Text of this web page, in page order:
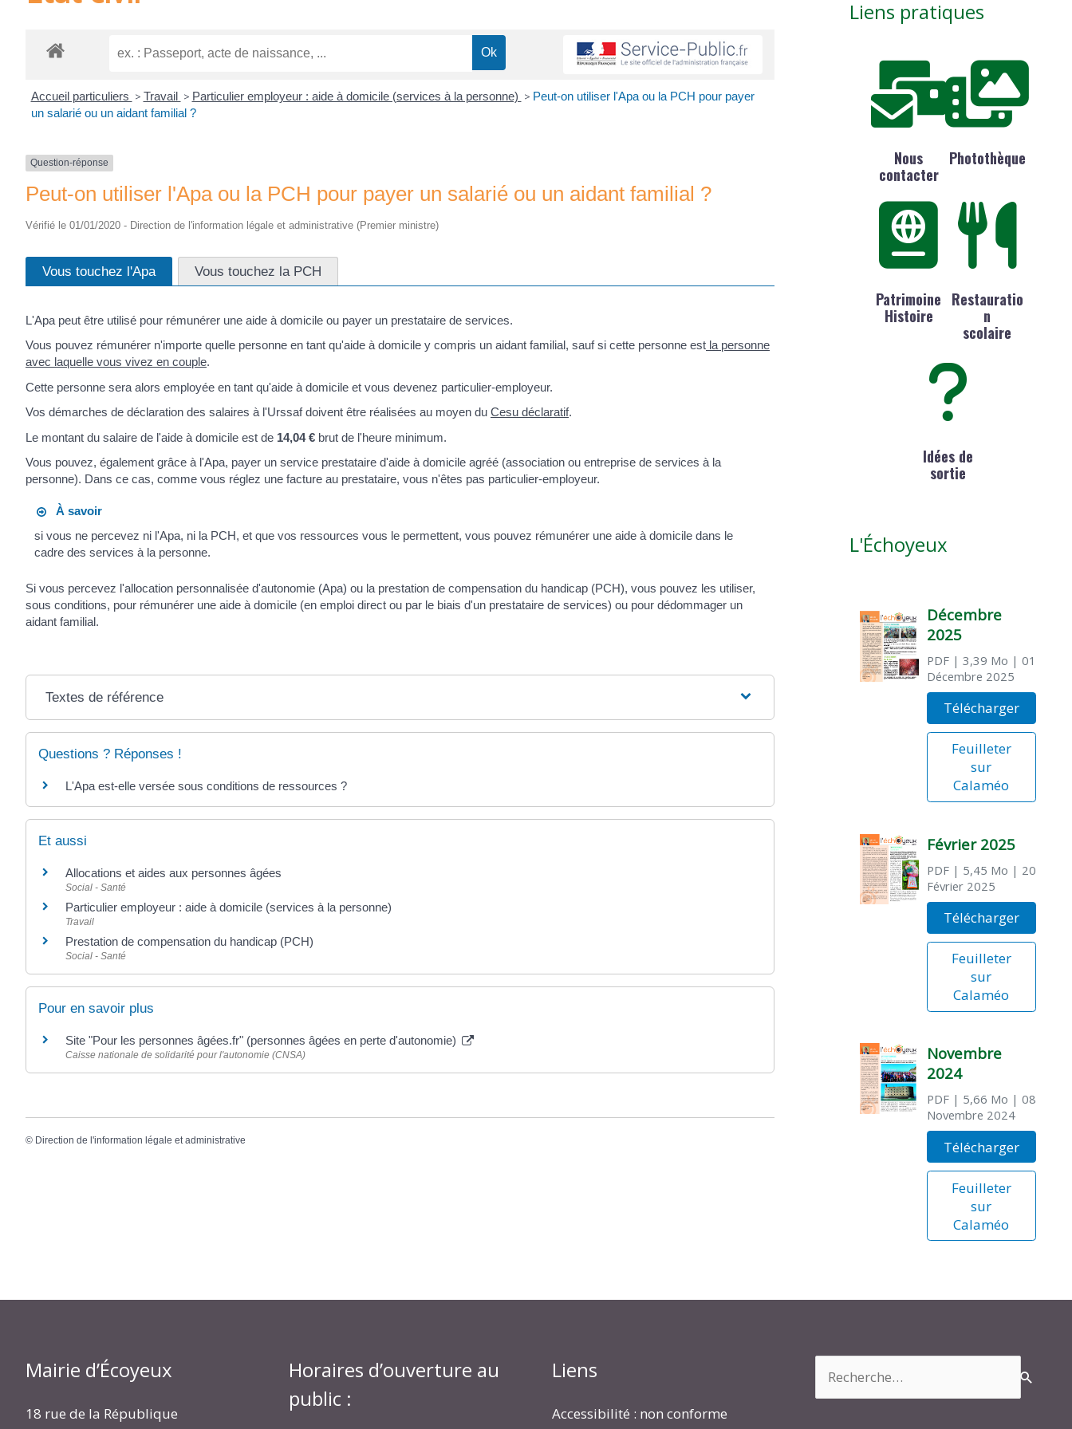
Accueil particuliers > Travail > Particulier employeur : aide à domicile (services à la personne) > Peut-on utiliser l'Apa ou la PCH pour payer
un salarié ou un aidant familial ?
Question-réponse
Peut-on utiliser l'Apa ou la PCH pour payer un salarié ou un aidant familial ?
Vérifié le 01/01/2020 - Direction de l'information légale et administrative (Premier ministre)
Vous touchez l'Apa Vous touchez la PCH
L'Apa peut être utilisé pour rémunérer une aide à domicile ou payer un prestataire de services.
Vous pouvez rémunérer n'importe quelle personne en tant qu'aide à domicile y compris un aidant familial, sauf si cette personne est la personne
avec laquelle vous vivez en couple.
Cette personne sera alors employée en tant qu'aide à domicile et vous devenez particulier-employeur.
Vos démarches de déclaration des salaires à l'Urssaf doivent être réalisées au moyen du Cesu déclaratif.
Le montant du salaire de l'aide à domicile est de 14,04 € brut de l'heure minimum.
Vous pouvez, également grâce à l'Apa, payer un service prestataire d'aide à domicile agréé (association ou entreprise de services à la
personne). Dans ce cas, comme vous réglez une facture au prestataire, vous n'êtes pas particulier-employeur.
À savoir
si vous ne percevez ni l'Apa, ni la PCH, et que vos ressources vous le permettent, vous pouvez rémunérer une aide à domicile dans le
cadre des services à la personne.
Si vous percevez l'allocation personnalisée d'autonomie (Apa) ou la prestation de compensation du handicap (PCH), vous pouvez les utiliser,
sous conditions, pour rémunérer une aide à domicile (en emploi direct ou par le biais d'un prestataire de services) ou pour dédommager un
aidant familial.
Textes de référence
Questions ? Réponses !
L'Apa est-elle versée sous conditions de ressources ?
Et aussi
Allocations et aides aux personnes âgées
Social - Santé
Particulier employeur : aide à domicile (services à la personne)
Travail
Prestation de compensation du handicap (PCH)
Social - Santé
Pour en savoir plus
Site "Pour les personnes âgées.fr" (personnes âgées en perte d'autonomie)
Caisse nationale de solidarité pour l'autonomie (CNSA)
© Direction de l'information légale et administrative
Liens pratiques
Nous
contacter
Photothèque
Patrimoine
Histoire
Restauratio
n
scolaire
Idées de
sortie
L'Échoyeux
Décembre
2025
PDF| 3,39 Mo | 01
Décembre 2025
Télécharger
Feuilleter
sur
Calaméo
Février 2025
PDF| 5,45 Mo | 20
Février 2025
Télécharger
Feuilleter
sur
Calaméo
Novembre
2024
PDF| 5,66 Mo | 08
Novembre 2024
Télécharger
Feuilleter
sur
Calaméo
Mairie d’Écoyeux
18 rue de la République
Horaires d’ouverture au
public :
Liens
Accessibilité : non conforme